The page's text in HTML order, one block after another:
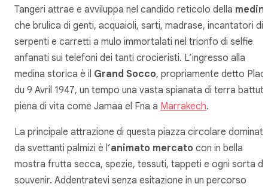
Tangeri attrae e avviluppa nel candido reticolo della
che brulica di genti, acquaioli, sarti, madrase, incantatori di
serpenti e carretti a mulo immortalati nel trionfo di selfie
anfanati sui telefoni dei tanti crocieristi. L’ingresso alla
medina storica è il Grand Socco, propriamente detto
du 9 Avril 1947, un tempo una vasta spianata di terra
piena di vita come Jamaa el Fna a Marrakech.
La principale attrazione di questa piazza circolare dominata
da svettanti palmizi è l’animato mercato con in bella
mostra frutta secca, spezie, tessuti, tappeti e ogni sorta di
souvenir. Addentratevi senza esitazione in un percorso